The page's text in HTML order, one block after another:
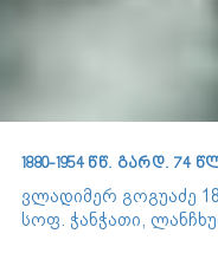
1880-1954 წწ. გარდ. 74
ვლადიმერ გოგუაძე
სოფ. ჭანჭათი,